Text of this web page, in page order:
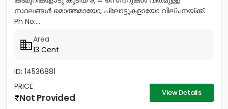
സ്ഥലങ്ങൾ മൊത്തമായോ, പ്ലോട്ടുകളായോ വില്‌പനയ്ക്ക്.
Ph No:...
Area
13 Cent
ID: 14536881
PRICE
Not Provided View Details